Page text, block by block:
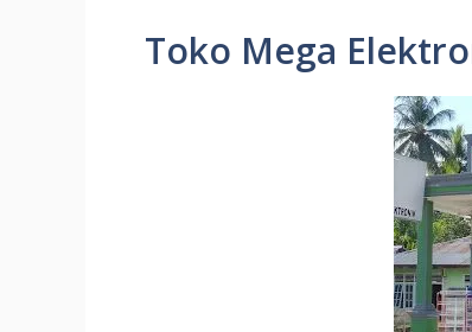
Toko Mega